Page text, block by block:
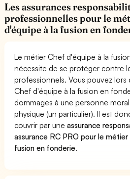
Les assurances
professionnelles pour le
d'équipe à la fusion en
Le métier Chef d'équipe à la
nécessite de se protéger contre
professionnels. Vous pouvez lors
Chef d'équipe à la fusion en
dommages à une personne
physique (un particulier). Il est
couvrir par uneassurance
assurance RC PRO pour le
fusion en fonderie.